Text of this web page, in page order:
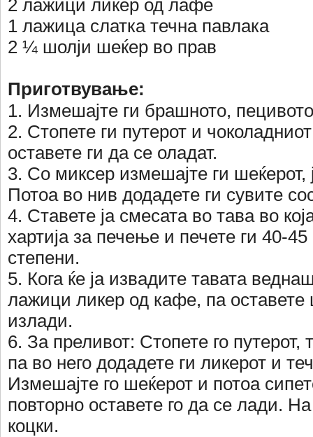
2 лажици ликер од лафе
1 лажица слатка течна павлака
2 ¼ шолји шеќер во прав
Приготвување:
1. Измешајте ги брашното,
2. Стопете ги путерот и
оставете ги да се оладат.
3. Со миксер измешајте ги шеќерот,
Потоа во нив додадете ги сувите
4. Ставете ја смесата во тава во
хартија за печење и печете ги 40-
степени.
5. Кога ќе ја извадите тавата
лажици ликер од кафе, па оставете
излади.
6. За преливот: Стопете го путерот,
па во него додадете ги ликерот и
Измешајте го шеќерот и потоа
повторно оставете го да се лади. На
коцки.